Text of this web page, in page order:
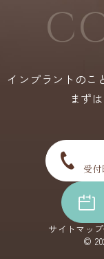
インプラントのこ
まず
受
サイトマップ
©︎